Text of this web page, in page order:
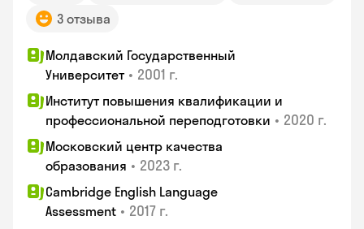
3 отзыва
Молдавский Государственный
Университет • 2001 г.
Институт повышения квалификации и
профессиональной переподготовки • 2020 г.
Московский центр качества
образования • 2023 г.
Cambridge English Language
Assessment • 2017 г.